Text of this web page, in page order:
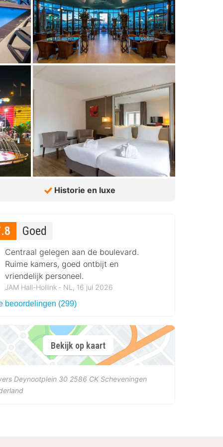
Historie en luxe
Goed
Centraal gelegen aan de boulevard.
Ruime kamers, goed ontbijt en
vriendelijk personeel.
JAM Hall-Hollink ‐ NL, 16 jul 2026
beoordelingen (299)
Bekijk op kaart
Deynootplein 30 2586 CK Scheveningen